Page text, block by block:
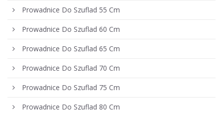
Prowadnice Do Szuflad 55 Cm
Prowadnice Do Szuflad 60 Cm
Prowadnice Do Szuflad 65 Cm
Prowadnice Do Szuflad 70 Cm
Prowadnice Do Szuflad 75 Cm
Prowadnice Do Szuflad 80 Cm